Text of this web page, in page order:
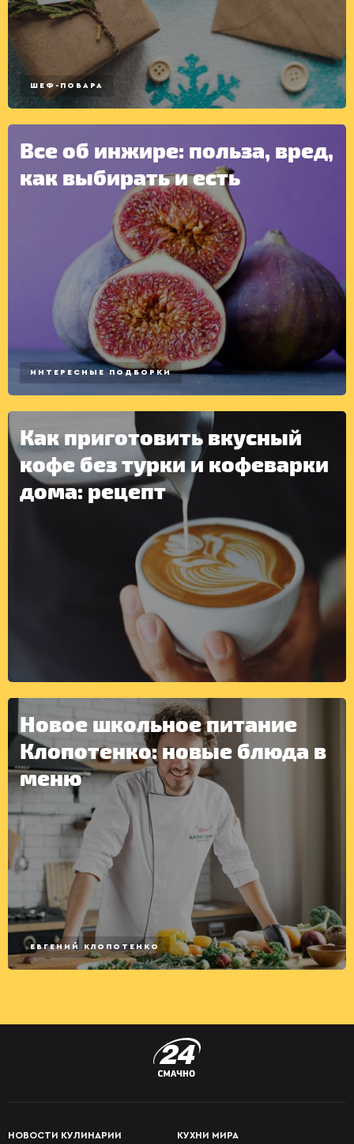
ШЕФ-ПОВАРА
Все об инжире: польза, вред,
как выбирать и есть
ИНТЕРЕСНЫЕ ПОДБОРКИ
Как приготовить вкусный
кофе без турки и кофеварки
дома: рецепт
Новое школьное питание
Клопотенко: новые блюда в
меню
ЕВГЕНИЙ КЛОПОТЕНКО
НОВОСТИ КУЛИНАРИИ КУХНИ МИРА